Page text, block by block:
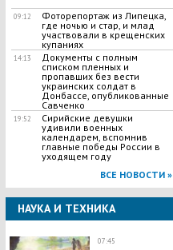
09:12
Фоторепортаж из Липецка,
где ночью и стар, и млад
участвовали в крещенских
купаниях
14:13
Документы с полным
списком пленных и
пропавших без вести
украинских солдат в
Донбассе, опубликованные
Савченко
19:52
Сирийские девушки
удивили военных
календарем, вспомнив
главные победы России в
уходящем году
ВСЕ НОВОСТИ »
НАУКА И ТЕХНИКА
07:45